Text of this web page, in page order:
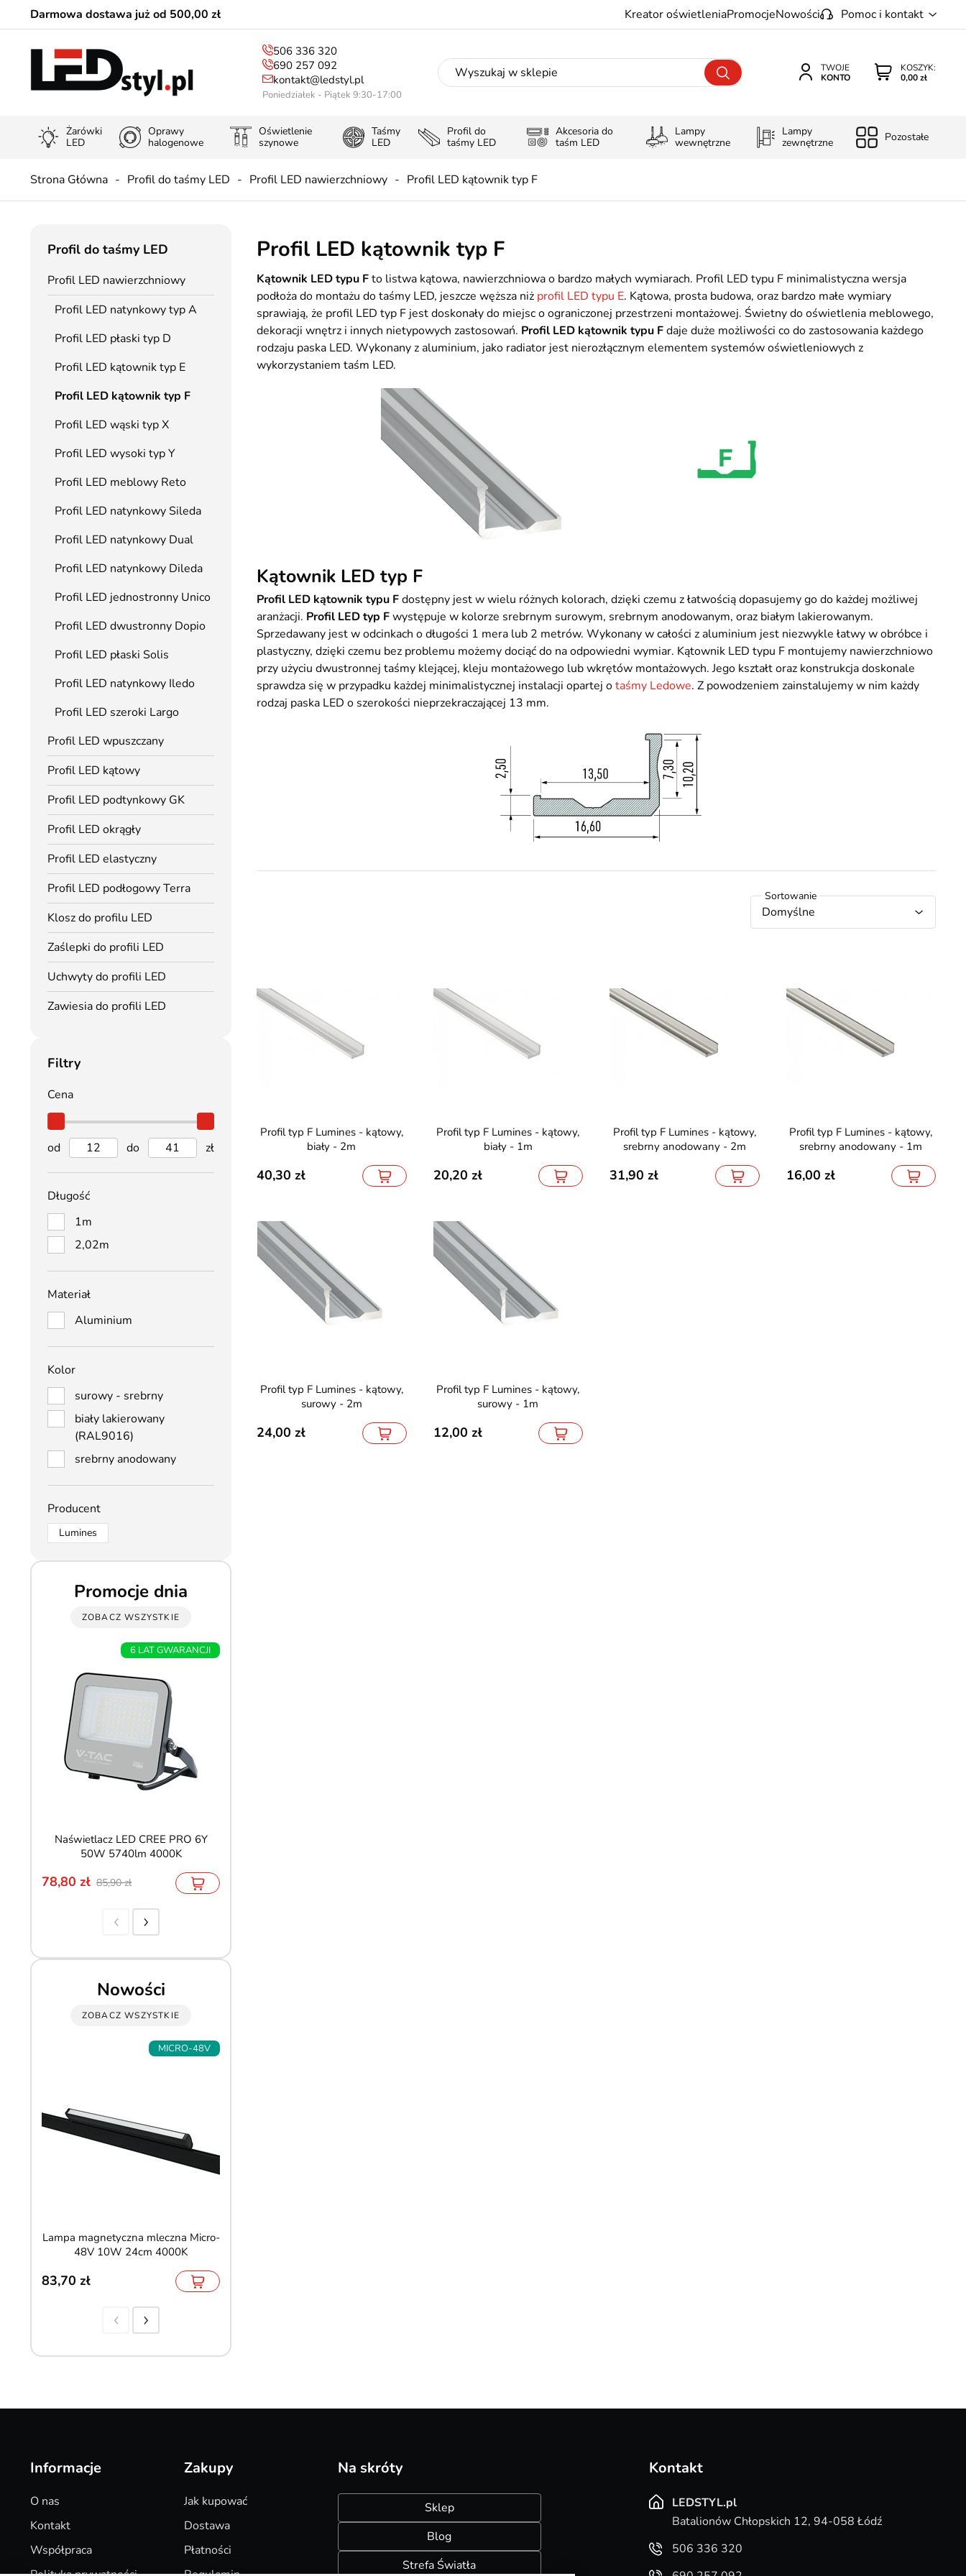
Darmowa dostawa już od 500,00 zł Kreator oświetleniaPromocjeNowości Pomoc i kontakt
KOSZYK:
0,00 zł
TWOJE
KONTO
506 336 320
690 257 092
kontakt@ledstyl.pl
Poniedziałek - Piątek 9:30-17:00
Żarówki
LED
Oprawy
halogenowe
Oświetlenie
szynowe
Taśmy
LED
Profil do
taśmy LED
Akcesoria do
taśm LED
Lampy
wewnętrzne
Lampy
zewnętrzne
Pozostałe
Strona Główna Profil do taśmy LED Profil LED nawierzchniowy Profil LED kątownik typ F
Profil do taśmy LED
Profil LED nawierzchniowy
Profil LED natynkowy typ A
Profil LED płaski typ D
Profil LED kątownik typ E
Profil LED kątownik typ F
Profil LED wąski typ X
Profil LED wysoki typ Y
Profil LED meblowy Reto
Profil LED natynkowy Sileda
Profil LED natynkowy Dual
Profil LED natynkowy Dileda
Profil LED jednostronny Unico
Profil LED dwustronny Dopio
Profil LED płaski Solis
Profil LED natynkowy Iledo
Profil LED szeroki Largo
Profil LED wpuszczany
Profil LED kątowy
Profil LED podtynkowy GK
Profil LED okrągły
Profil LED elastyczny
Profil LED podłogowy Terra
Klosz do profilu LED
Zaślepki do profili LED
Uchwyty do profili LED
Zawiesia do profili LED
Filtry
Cena
od do zł
Długość
1m
2,02m
Materiał
Aluminium
Kolor
surowy - srebrny
biały lakierowany
(RAL9016)
srebrny anodowany
Producent
Lumines
Promocje dnia
ZOBACZ WSZYSTKIE
6 LAT GWARANCJI
Naświetlacz LED CREE PRO 6Y
50W 5740lm 4000K
78,80 85,90
Nowości
ZOBACZ WSZYSTKIE
MICRO-48V
Lampa magnetyczna mleczna Micro-
48V 10W 24cm 4000K
83,70
Profil LED kątownik typ F
Kątownik LED typu Fto listwa kątowa, nawierzchniowa o bardzo małych wymiarach. Profil LED typu F minimalistyczna wersja
podłoża do montażu do taśmy LED, jeszcze węższa niż profil LED typu E. Kątowa, prosta budowa, oraz bardzo małe wymiary
sprawiają, że profil LED typ F jest doskonały do miejsc o ograniczonej przestrzeni montażowej. Świetny do oświetlenia meblowego,
dekoracji wnętrz i innych nietypowych zastosowań. Profil LED kątownik typu Fdaje duże możliwości co do zastosowania każdego
rodzaju paska LED. Wykonany z aluminium, jako radiator jest nierozłącznym elementem systemów oświetleniowych z
wykorzystaniem taśm LED.
Kątownik LED typ F
Profil LED kątownik typu Fdostępny jest w wielu różnych kolorach, dzięki czemu z łatwością dopasujemy go do każdej możliwej
aranżacji. Profil LED typ Fwystępuje w kolorze srebrnym surowym, srebrnym anodowanym, oraz białym lakierowanym.
Sprzedawany jest w odcinkach o długości 1 mera lub 2 metrów. Wykonany w całości z aluminium jest niezwykle łatwy w obróbce i
plastyczny, dzięki czemu bez problemu możemy dociąć do na odpowiedni wymiar. Kątownik LED typu F montujemy nawierzchniowo
przy użyciu dwustronnej taśmy klejącej, kleju montażowego lub wkrętów montażowych. Jego kształt oraz konstrukcja doskonale
sprawdza się w przypadku każdej minimalistycznej instalacji opartej otaśmy Ledowe. Z powodzeniem zainstalujemy w nim każdy
rodzaj paska LED o szerokości nieprzekraczającej 13 mm.
Domyślne
Profil typ F Lumines - kątowy,
biały - 2m
40,30
Profil typ F Lumines - kątowy,
biały - 1m
20,20
Profil typ F Lumines - kątowy,
srebrny anodowany - 2m
31,90
Profil typ F Lumines - kątowy,
srebrny anodowany - 1m
16,00
Profil typ F Lumines - kątowy,
surowy - 2m
24,00
Profil typ F Lumines - kątowy,
surowy - 1m
12,00
Informacje
O nas
Kontakt
Współpraca
Zakupy
Jak kupować
Dostawa
Płatności
Na skróty
Sklep
Blog
Strefa Światła
Kontakt
LEDSTYL.pl
Batalionów Chłopskich 12, 94-058 Łódź
506 336 320